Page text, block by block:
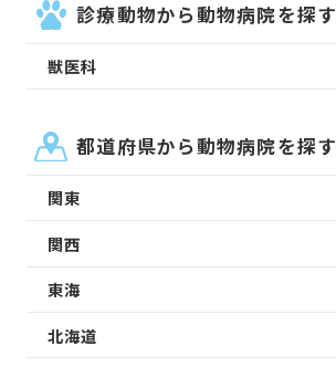
診療動物から動物病院を探す
獣医科
都道府県から動物病院を探す
関東
関西
東海
北海道